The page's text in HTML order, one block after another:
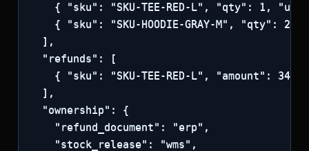
{ "sku": "SKU-TEE-RED-L", "qty": 1,
{ "sku": "SKU-HOODIE-GRAY-M", "qty": 2,
  ],
  "refunds": [
{ "sku": "SKU-TEE-RED-L", "amount":
  ],
  "ownership": {
    "refund_document": "erp",
    "stock_release": "wms",